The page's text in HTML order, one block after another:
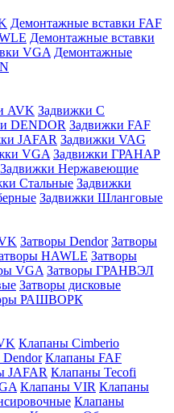
Демонтажные вставки FAF
Демонтажные вставки
VGA Демонтажные
AVK Задвижки C
DENDOR Задвижки FAF
JAFAR Задвижки VAG
VGA Задвижки ГРАНАР
Задвижки Нержавеющие
Стальные Задвижки
Задвижки Шланговые
Затворы Dendor Затворы
HAWLE Затворы
VGA Затворы ГРАНВЭЛ
Затворы дисковые
РАШВОРК
Клапаны Cimberio
Клапаны FAF
JAFAR Клапаны Tecofi
Клапаны VIR Клапаны
Клапаны